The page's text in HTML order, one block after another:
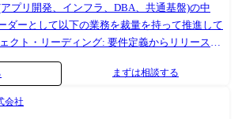
プリ開発、インフラ、DBA、共通基盤)の中
ダーとして以下の業務を裁量を持って推進して
発生時には自ら手を動かして巻き取る、あるい
体的な技術指導。 大規模環境の設計・最適化:
おいて「最もパフォーマンスが出る設計は何か」
まずは相談する
会社